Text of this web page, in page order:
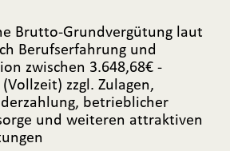
Brutto-Grundvergütung laut
Berufserfahrung und
zwischen 3.648,68€ -
zzgl. Zulagen,
betrieblicher
und weiteren attraktiven